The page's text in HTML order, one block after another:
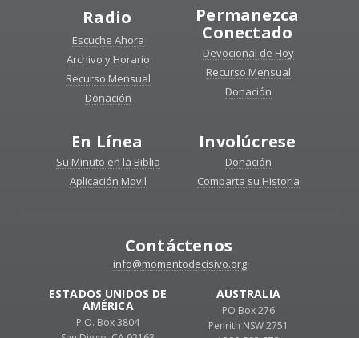
Radio
Escuche Ahora
Archivo y Horario
Recurso Mensual
Donación
Permanezca
Conectado
Devocional de Hoy
Recurso Mensual
Donación
En Línea
Su Minuto en la Biblia
Aplicación Movil
Involúcrese
Donación
Comparta su Historia
Contáctenos
info@momentodecisivo.org
ESTADOS UNIDOS DE
AMÉRICA
P.O. Box 3804
AUSTRALIA
PO Box 276
Penrith NSW 2751